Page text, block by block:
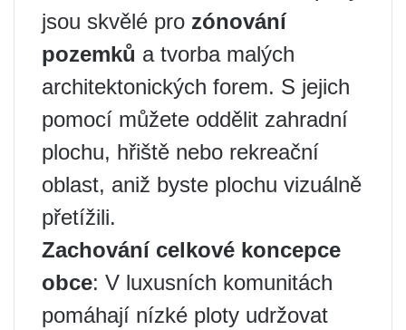
jsou skvělé pro zónování
pozemků a tvorba malých
architektonických forem. S jejich
pomocí můžete oddělit zahradní
plochu, hřiště nebo rekreační
oblast, aniž byste plochu vizuálně
přetížili.
Zachování celkové koncepce
obce: V luxusních komunitách
pomáhají nízké ploty udržovat